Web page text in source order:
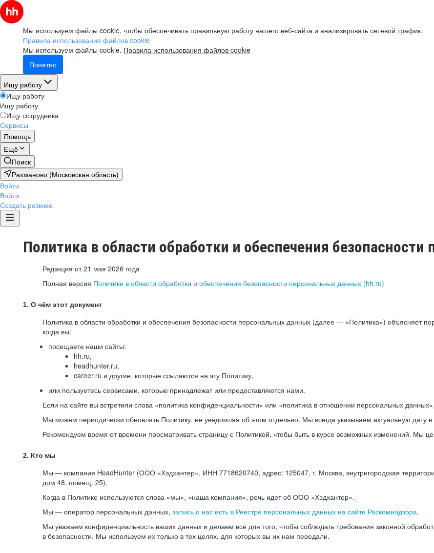
Мы используем файлы cookie, чтобы обеспечивать правильную работу нашего веб-сайта и анализировать сетевой трафик.
Правила использования файлов cookie
Мы используем файлы cookie. Правила использования файлов cookie
Понятно
Ищу работу
Ищу работу
Ищу работу
Ищу сотрудника
Сервисы
Помощь
Ещё
Поиск
Рахманово (Московская область)
Войти
Войти
Создать резюме
Политика в области обработки и обеспечения
Редакция от 21 мая 2026 года
Полная версия Политики в области обработки и обеспечения безопасности персональных данных (hh.ru)
1. О чём этот документ
Политика в области обработки и обеспечения безопасности персональных данных (далее — «Политика») объясняет
когда вы:
посещаете наши сайты:
hh.ru,
headhunter.ru,
career.ru и другие, которые ссылаются на эту Политику,
или пользуетесь сервисами, которые принадлежат или предоставляются нами.
Если на сайте вы встретили слова «политика конфиденциальности» или «политика в отношении персональных
Мы можем периодически обновлять Политику, не уведомляя об этом отдельно. Мы всегда указываем актуальную дату
Рекомендуем время от времени просматривать страницу с Политикой, чтобы быть в курсе возможных изменений. Мы
2. Кто мы
Мы — компания HeadHunter (ООО «Хэдхантер», ИНН 7718620740, адрес: 125047, г. Москва, внутригородская
дом 48, помещ. 25).
Когда в Политике используются слова «мы», «наша компания», речь идет об ООО «Хэдхантер».
Мы — оператор персональных данных, запись о нас есть в Реестре персональных данных на сайте Роскомнадзора.
Мы уважаем конфиденциальность ваших данных и делаем всё для того, чтобы соблюдать требования законной
в безопасности. Мы используем их только в тех целях, для которых вы их нам передали.